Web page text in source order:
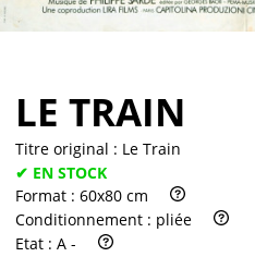
LE TRAIN
Titre original : Le Train
✔ EN STOCK
Format : 60x80 cm
Conditionnement : pliée
Etat : A -